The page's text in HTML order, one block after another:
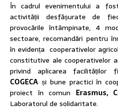
În cadrul evenimentului a
activității desfășurate de
provocările întâmpinate, 4
sectoare, recomandări pentru
în evidența cooperativelor
constitutive ale cooperativelor
privind aplicarea facilităților
COGECA și bune practici în
proiect în comun Erasmus,
Laboratorul de solidaritate.